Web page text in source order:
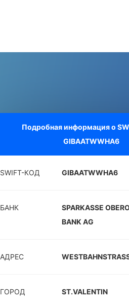
Подробная информация о
GIBAATWWHA6
SWIFT-КОД GIBAATWWHA6
БАНК
SPARKASSE
BANK AG
АДРЕС
ГОРОД ST.VALENTIN